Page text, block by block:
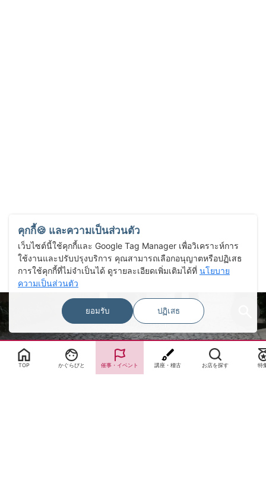
Select Language▼
TOP かぐらびと 催事・イベント 講座・稽古 お店を探す 特
คุกกี้🍪 และความเป็นส่วนตัว
เว็บไซต์นี้ใช้คุกกี้และ Google Tag Manager เพื่อวิเคราะห์การ
ใช้งานและปรับปรุงบริการ คุณสามารถเลือกอนุญาตหรือปฏิเสธ
การใช้คุกกี้ที่ไม่จำเป็นได้ ดูรายละเอียดเพิ่มเติมได้ที่ นโยบาย
ความเป็นส่วนตัว
ยอมรับ ปฏิเสธ